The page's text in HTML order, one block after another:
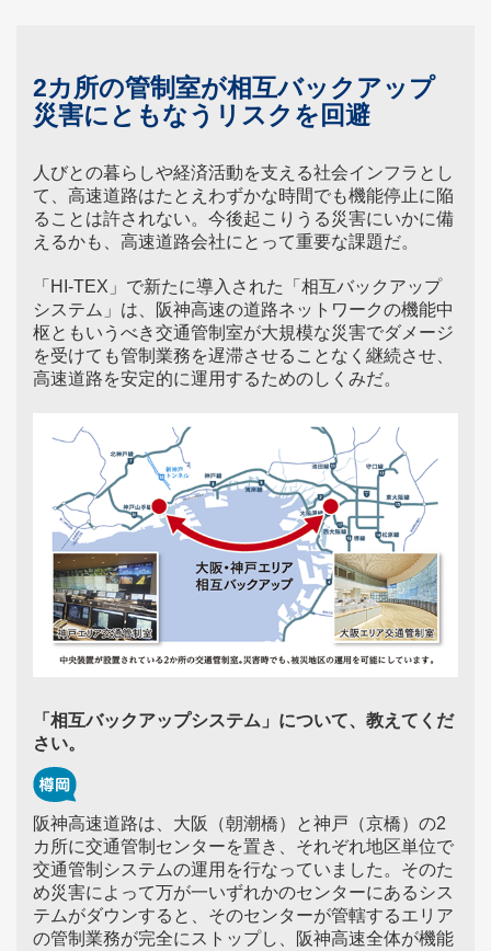
2カ所の管制室が相互バックアップ
災害にともなうリスクを回避
人びとの暮らしや経済活動を支える社会インフラとし
て、高速道路はたとえわずかな時間でも機能停止に陥
ることは許されない。今後起こりうる災害にいかに備
えるかも、高速道路会社にとって重要な課題だ。
「HI-TEX」で新たに導入された「相互バックアップ
システム」は、阪神高速の道路ネットワークの機能中
枢ともいうべき交通管制室が大規模な災害でダメージ
を受けても管制業務を遅滞させることなく継続させ、
高速道路を安定的に運用するためのしくみだ。
「相互バックアップシステム」について、教えてくだ
さい。
阪神高速道路は、大阪（朝潮橋）と神戸（京橋）の2
カ所に交通管制センターを置き、それぞれ地区単位で
交通管制システムの運用を行なっていました。そのた
め災害によって万が一いずれかのセンターにあるシス
テムがダウンすると、そのセンターが管轄するエリア
の管制業務が完全にストップし、阪神高速全体が機能